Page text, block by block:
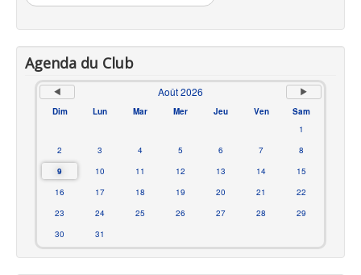
Agenda du Club
Août 2026
Dim Lun Mar Mer Jeu Ven
Sam
1
2
3 4 5 6 7
8
9
10 11 12 13 14
15
16
17 18 19 20 21
22
23
24 25 26 27 28
29
30
31